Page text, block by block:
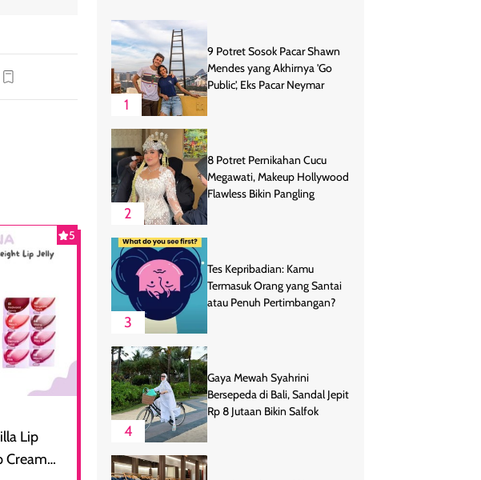
5
Lip
Cream
1
9 Potret Sosok Pacar Shawn
Mendes yang Akhirnya 'Go
Public', Eks Pacar Neymar
2
8 Potret Pernikahan Cucu
Megawati, Makeup Hollywood
Flawless Bikin Pangling
3
Tes Kepribadian: Kamu
Termasuk Orang yang Santai
atau Penuh Pertimbangan?
4
Gaya Mewah Syahrini
Bersepeda di Bali, Sandal Jepit
Rp 8 Jutaan Bikin Salfok